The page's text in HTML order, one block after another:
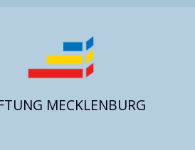
MECKLENBURG